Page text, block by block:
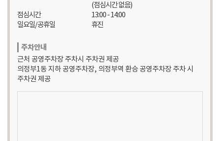
점심시간
일요일/공휴일
(점심시간 없음)
13:00 - 14:00
휴진
주차안내
근처 공영주차장 주차시 주차권 제공
의정부1동 지하 공영주차장, 의정부역 환승 공영주차장 주차 시
주차권 제공